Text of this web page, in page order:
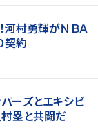
河村勇輝がＮＢＡ
契約
ーズとエキシビ
塁と共闘だ